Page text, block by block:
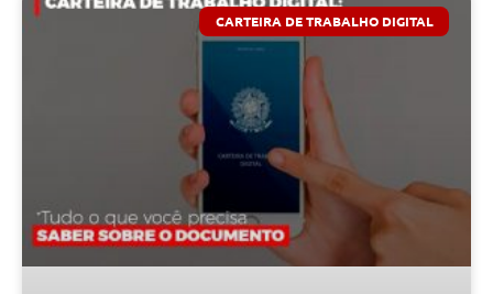
CARTEIRA DE TRABALHO DIGITAL